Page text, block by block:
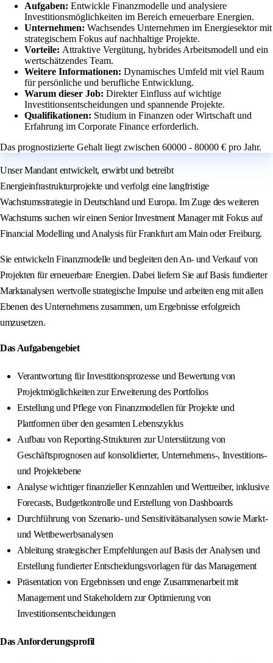
Aufgaben: Entwickle Finanzmodelle und analysiere
Investitionsmöglichkeiten im Bereich erneuerbare Energien.
Unternehmen: Wachsendes Unternehmen im Energiesektor mit
strategischem Fokus auf nachhaltige Projekte.
Vorteile: Attraktive Vergütung, hybrides Arbeitsmodell und ein
wertschätzendes Team.
Weitere Informationen: Dynamisches Umfeld mit viel Raum
für persönliche und berufliche Entwicklung.
Warum dieser Job: Direkter Einfluss auf wichtige
Investitionsentscheidungen und spannende Projekte.
Qualifikationen: Studium in Finanzen oder Wirtschaft und
Erfahrung im Corporate Finance erforderlich.
Das prognostizierte Gehalt liegt zwischen 60000 - 80000 € pro Jahr.
Unser Mandant entwickelt, erwirbt und betreibt
Energieinfrastrukturprojekte und verfolgt eine langfristige
Wachstumsstrategie in Deutschland und Europa. Im Zuge des weiteren
Wachstums suchen wir einen Senior Investment Manager mit Fokus auf
Financial Modelling und Analysis für Frankfurt am Main oder Freiburg.
Sie entwickeln Finanzmodelle und begleiten den An- und Verkauf von
Projekten für erneuerbare Energien. Dabei liefern Sie auf Basis fundierter
Marktanalysen wertvolle strategische Impulse und arbeiten eng mit allen
Ebenen des Unternehmens zusammen, um Ergebnisse erfolgreich
umzusetzen.
Das Aufgabengebiet
Verantwortung für Investitionsprozesse und Bewertung von
Projektmöglichkeiten zur Erweiterung des Portfolios
Erstellung und Pflege von Finanzmodellen für Projekte und
Plattformen über den gesamten Lebenszyklus
Aufbau von Reporting-Strukturen zur Unterstützung von
Geschäftsprognosen auf konsolidierter, Unternehmens-, Investitions-
und Projektebene
Analyse wichtiger finanzieller Kennzahlen und Werttreiber, inklusive
Forecasts, Budgetkontrolle und Erstellung von Dashboards
Durchführung von Szenario- und Sensitivitätsanalysen sowie Markt-
und Wettbewerbsanalysen
Ableitung strategischer Empfehlungen auf Basis der Analysen und
Erstellung fundierter Entscheidungsvorlagen für das Management
Präsentation von Ergebnissen und enge Zusammenarbeit mit
Management und Stakeholdern zur Optimierung von
Investitionsentscheidungen
Das Anforderungsprofil